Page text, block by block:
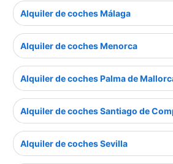
Alquiler de coches Málaga
Alquiler de coches Menorca
Alquiler de coches Palma de
Alquiler de coches Santiago de
Alquiler de coches Sevilla